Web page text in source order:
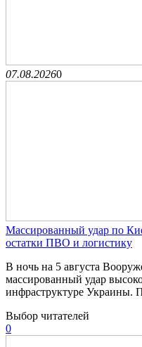
07.08.20260
Массированный удар по
остатки ПВО и логистику
В ночь на 5 августа
массированный удар
инфраструктуре Украины.
Выбор читателей
0